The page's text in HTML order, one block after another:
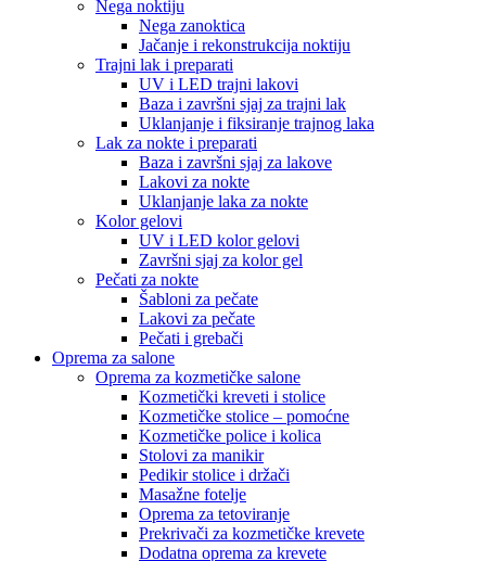
Nega noktiju
Nega zanoktica
Jačanje i rekonstrukcija noktiju
Trajni lak i preparati
UV i LED trajni lakovi
Baza i završni sjaj za trajni lak
Uklanjanje i fiksiranje trajnog laka
Lak za nokte i preparati
Baza i završni sjaj za lakove
Lakovi za nokte
Uklanjanje laka za nokte
Kolor gelovi
UV i LED kolor gelovi
Završni sjaj za kolor gel
Pečati za nokte
Šabloni za pečate
Lakovi za pečate
Pečati i grebači
Oprema za salone
Oprema za kozmetičke salone
Kozmetički kreveti i stolice
Kozmetičke stolice – pomoćne
Kozmetičke police i kolica
Stolovi za manikir
Pedikir stolice i držači
Masažne fotelje
Oprema za tetoviranje
Prekrivači za kozmetičke krevete
Dodatna oprema za krevete